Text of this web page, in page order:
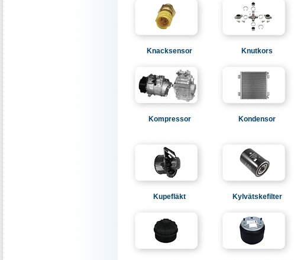
Knacksensor Knutkors
Kompressor Kondensor
Kupefläkt Kylvätskefilter